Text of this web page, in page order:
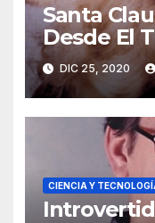
Santa
Desde El
Se Le
DIC 25, 2020
CIENCIA Y